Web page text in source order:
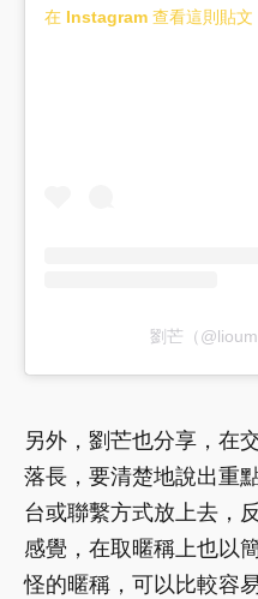
在 Instagram 查看這則貼文
劉芒（
另外，劉芒也分享，在
落長，要清楚地說出重
台或聯繫方式放上去，
感覺，在取暱稱上也以
怪的暱稱，可以比較容